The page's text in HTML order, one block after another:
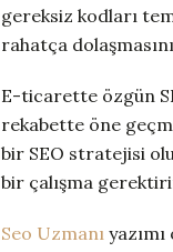
gereksiz kodları
rahatça
E-ticarette özgün
rekabette öne
bir SEO stratejisi
bir çalışma
Seo Uzmanı